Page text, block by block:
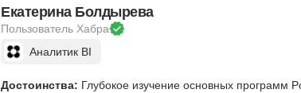
Екатерина Болдырева
Пользователь Хабра
Аналитик BI
Достоинства: Глубокое изучение основных программ